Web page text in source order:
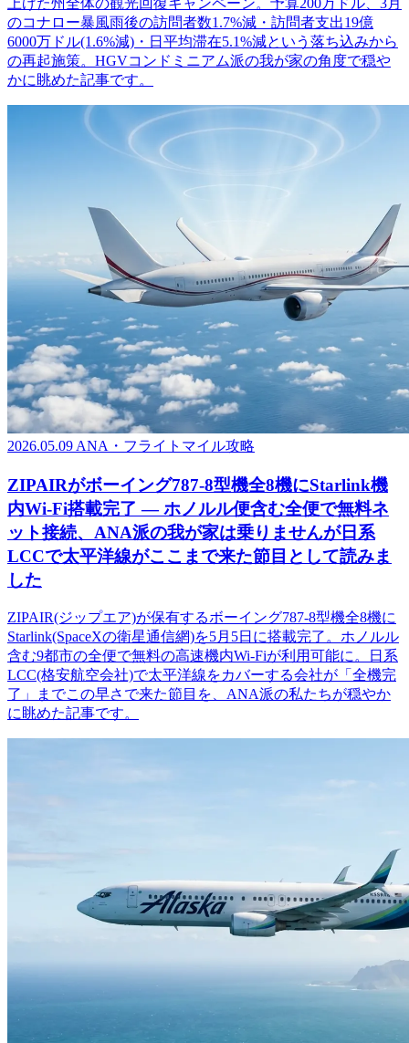
のコナロー暴風雨後の訪問者数1.7%減・訪問者支出19億
6000万ドル(1.6%減)・日平均滞在5.1%減という落ち込みから
の再起施策。HGVコンドミニアム派の我が家の角度で穏や
かに眺めた記事です。
2026.05.09 ANA・フライトマイル攻略
ZIPAIRがボーイング787-8型機全8機にStarlink機
内Wi-Fi搭載完了 ― ホノルル便含む全便で無料ネ
ット接続、ANA派の我が家は乗りませんが日系
LCCで太平洋線がここまで来た節目として読みま
した
ZIPAIR(ジップエア)が保有するボーイング787-8型機全8機に
Starlink(SpaceXの衛星通信網)を5月5日に搭載完了。ホノルル
含む9都市の全便で無料の高速機内Wi-Fiが利用可能に。日系
LCC(格安航空会社)で太平洋線をカバーする会社が「全機完
了」までこの早さで来た節目を、ANA派の私たちが穏やか
に眺めた記事です。